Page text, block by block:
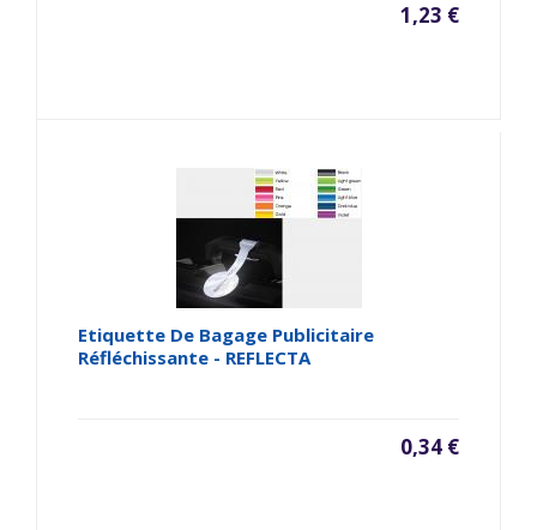
1,23 €
Etiquette De Bagage Publicitaire
Réfléchissante - REFLECTA
0,34 €